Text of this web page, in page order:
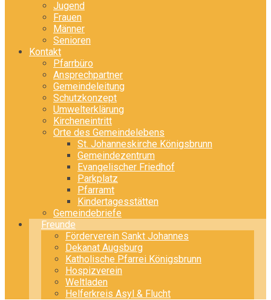
Jugend
Frauen
Männer
Senioren
Kontakt
Pfarrbüro
Ansprechpartner
Gemeindeleitung
Schutzkonzept
Umwelterklärung
Kircheneintritt
Orte des Gemeindelebens
St. Johanneskirche Königsbrunn
Gemeindezentrum
Evangelischer Friedhof
Parkplatz
Pfarramt
Kindertagesstätten
Gemeindebriefe
Freunde
Förderverein Sankt Johannes
Dekanat Augsburg
Katholische Pfarrei Königsbrunn
Hospizverein
Weltladen
Helferkreis Asyl & Flucht